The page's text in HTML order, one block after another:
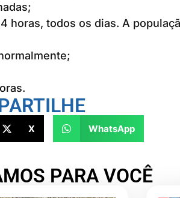
horas, todos os dias. A
X WhatsApp
PARA VOCÊ